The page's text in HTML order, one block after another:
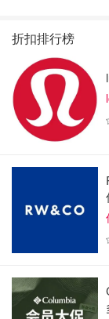
第一天其實很
區出發，先開到
Oregon唯一的國
Crater lake去到
折扣排行榜